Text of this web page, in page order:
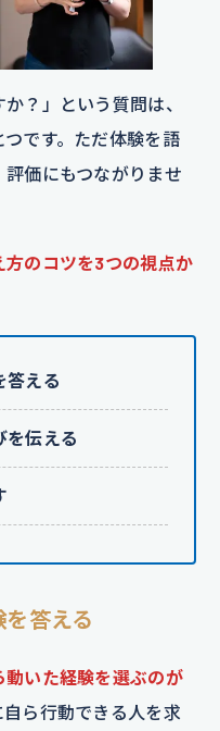
？」という質問は、
です。ただ体験を語
価にもつながりませ
のコツを3つの視点か
答える
を伝える
答える
動いた経験を選ぶのが
ら行動できる人を求